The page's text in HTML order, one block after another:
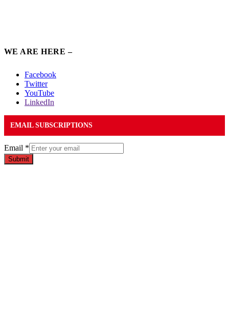
WE ARE HERE –
Facebook
Twitter
YouTube
LinkedIn
EMAIL SUBSCRIPTIONS
Email *
Submit